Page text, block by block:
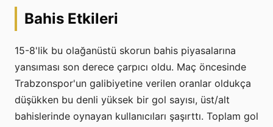
Bahis Etkileri
15-8'lik bu olağanüstü skorun bahis piyasalarına
yansıması son derece çarpıcı oldu. Maç öncesinde
Trabzonspor'un galibiyetine verilen oranlar oldukça
düşükken bu denli yüksek bir gol sayısı, üst/alt
bahislerinde oynayan kullanıcıları şaşırttı. Toplam gol